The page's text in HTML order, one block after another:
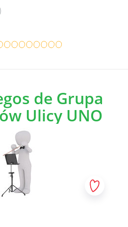
de Grupa
Ulicy UNO